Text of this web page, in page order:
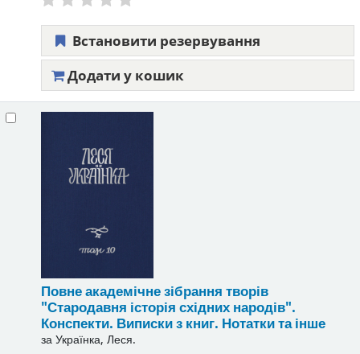
Встановити резервування
Додати у кошик
Повне академічне зібрання творів
"Стародавня історія східних народів".
Конспекти. Виписки з книг. Нотатки та інше
заУкраїнка, Леся.